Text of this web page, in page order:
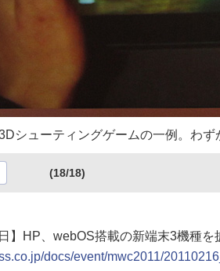
シューティングゲームの一例。わず
(18/18)
】HP、webOS搭載の新端末3機種を
docs/event/mwc2011/